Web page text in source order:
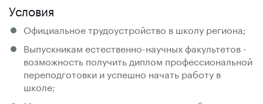
Условия
Официальное трудоустройство в школу региона;
Выпускникам естественно-научных факультетов -
возможность получить диплом профессиональной
переподготовки и успешно начать работу в
школе;